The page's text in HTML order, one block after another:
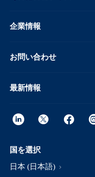
企業情報
お問い合わせ
最新情報
国を選択
日本 (日本語)